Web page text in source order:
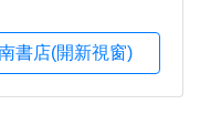
書店(開新視窗)